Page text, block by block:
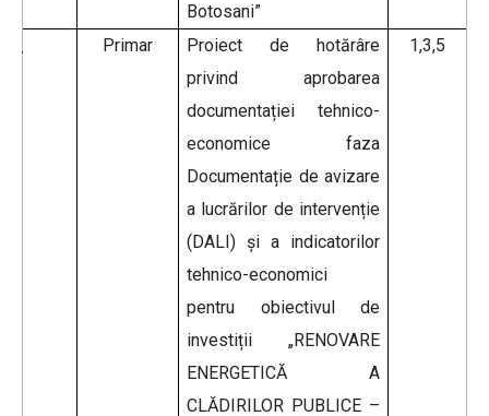
Botosani”
Primar
Proiect de hotărâre
privind aprobarea
documentației tehnico-
economice faza
Documentație de avizare
a lucrărilor de intervenție
(DALI) și a indicatorilor
tehnico-economici
pentru obiectivul de
investiții „RENOVARE
ENERGETICĂ A
CLĂDIRILOR PUBLICE –
1,3,5